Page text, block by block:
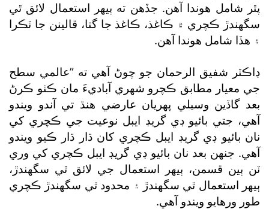
پٿر شامل هوندا آهن. جڏهن ته ٻيهر استعمال لائق ٿي
سگھندڙ ڪچري ۾ ڪاغذ، ڪاغذ جا گتا، قالينن جا ٽڪرا
۽ هڏا شامل هوندا آهن.
ڊاڪٽر شفيق الرحمان جو چوڻ آهي ته ”عالمي سطح
جي معيار مطابق ڪچرو شهري آباديءَ مان ڪٺو ڪرڻ
بعد گاڏين وسيلي پهريان عارضي هنڌ تي آندو ويندو
آهي، جتي بائيو ڊي گريڊ ايبل نوعيت جي ڪچري کي
نان بائيو ڊي گريڊ ايبل ڪچري کان ڌار ڌار ڪيو ويندو
آهي. جنهن بعد نان بائيو ڊي گريڊ ايبل ڪچري کي وري
ٽن ٻين قسمن، ٻيهر استعمال جي لائق ٿي سگھندڙ،
ٻيهر استعمال ٿي سگھندڙ ۽ محدود ٿي سگھندڙ ڪچري
طور ورهايو ويندو آهي.